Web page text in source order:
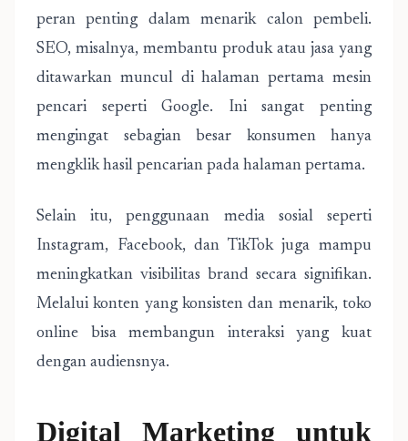
peran penting dalam menarik calon pembeli.
SEO, misalnya, membantu produk atau jasa yang
ditawarkan muncul di halaman pertama mesin
pencari seperti Google. Ini sangat penting
mengingat sebagian besar konsumen hanya
mengklik hasil pencarian pada halaman pertama.
Selain itu, penggunaan media sosial seperti
Instagram, Facebook, dan TikTok juga mampu
meningkatkan visibilitas brand secara signifikan.
Melalui konten yang konsisten dan menarik, toko
online bisa membangun interaksi yang kuat
dengan audiensnya.
Digital Marketing untuk